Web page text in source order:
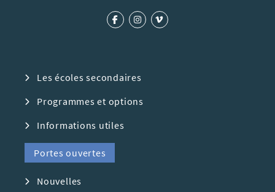
Les écoles secondaires
Programmes et options
Informations utiles
Portes ouvertes
Nouvelles